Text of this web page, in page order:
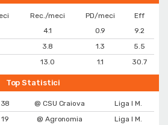
Rec./meci PD/meci
Eff
4.1 0.9
9.2
3.8 1.3
5.5
13.0 1.1 30.7
Top Statistici
38 @ CSU Craiova
Liga I M.
19 @ Agronomia
Liga I M.